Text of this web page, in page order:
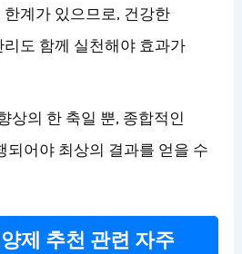
계가 있으므로, 건강한
도 함께 실천해야 효과가
상의 한 축일 뿐, 종합적인
되어야 최상의 결과를 얻을 수
제 추천 관련 자주